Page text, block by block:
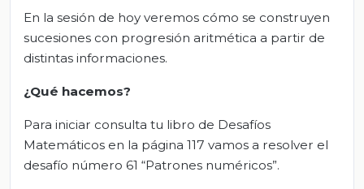
En la sesión de hoy veremos cómo se construyen
sucesiones con progresión aritmética a partir de
distintas informaciones.
¿Qué hacemos?
Para iniciar consulta tu libro de Desafíos
Matemáticos en la página 117 vamos a resolver el
desafío número 61 “Patrones numéricos”.